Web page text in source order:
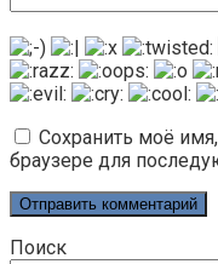
Сохранить моё
браузере для
Поиск